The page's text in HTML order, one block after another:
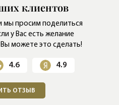
клиентов
мы просим поделиться
у Вас есть желание
можете это сделать!
4.6 4.9
ОТЗЫВ